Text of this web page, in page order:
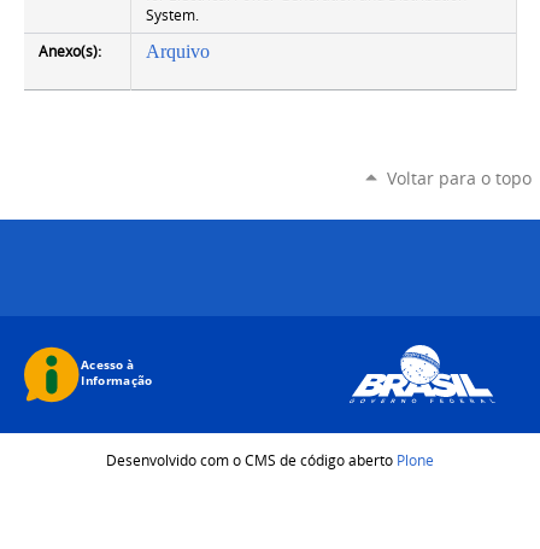
System.
Anexo(s):
Arquivo
Voltar para o topo
Desenvolvido com o CMS de código aberto Plone